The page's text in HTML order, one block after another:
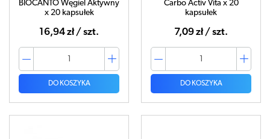
BIOCANTO Węgiel Aktywny
x 20 kapsułek
16,94 zł / szt.
DO KOSZYKA
Carbo Activ Vita x 20
kapsułek
7,09 zł / szt.
DO KOSZYKA